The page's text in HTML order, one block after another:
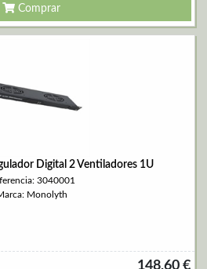
Comprar
Digital 2 Ventiladores 1U
3040001
Monolyth
148,60 €